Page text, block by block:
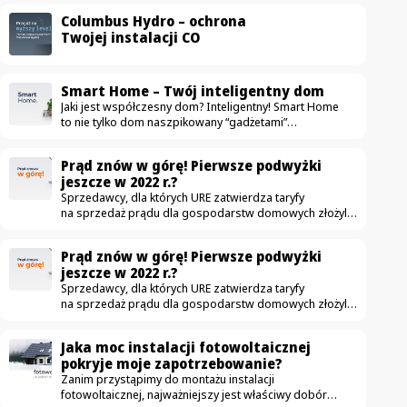
Columbus Hydro – ochrona
Twojej instalacji CO
Smart Home – Twój inteligentny dom
Jaki jest współczesny dom? Inteligentny! Smart Home
to nie tylko dom naszpikowany “gadżetami”
Na rynku pojawia się coraz więcej urządzeń mających
uczynić dom nowoczesnym — od drobnych sprzętów
jak automatyczne odkurzacze, aż po duże instalacje jak
fotowoltaika. W ostatnich latach zdecydowanie częściej
szczególnie…
Prąd znów w górę! Pierwsze podwyżki
jeszcze w 2022 r.?
Sprzedawcy, dla których URE zatwierdza taryfy
na sprzedaż prądu dla gospodarstw domowych złożyli
że podwyżki czekają nas jeszcze w tym roku? Podwyżki
możliwe już jesienią W związku z wnioskami które
złożyło 3 z 5 tzw. sprzedawców z urzędu – Tauron,
Energia i Enea – pierwsze podwyżki cen energii dla
Prąd znów w górę! Pierwsze podwyżki
jeszcze w 2022 r.?
Sprzedawcy, dla których URE zatwierdza taryfy
na sprzedaż prądu dla gospodarstw domowych złożyli
że podwyżki czekają nas jeszcze w tym roku? Podwyżki
możliwe już jesienią W związku z wnioskami które
złożyło 3 z 5 tzw. sprzedawców z urzędu – Tauron,
Energia i Enea – pierwsze podwyżki cen energii dla
Jaka moc instalacji fotowoltaicznej
pokryje moje zapotrzebowanie?
Zanim przystąpimy do montażu instalacji
fotowoltaicznej, najważniejszy jest właściwy dobór